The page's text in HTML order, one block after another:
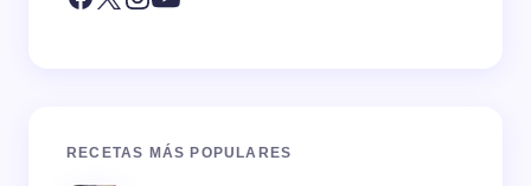
RECETAS MÁS POPULARES